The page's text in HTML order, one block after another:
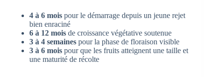
4 à 6 mois pour le démarrage depuis un jeune rejet
bien enraciné
6 à 12 mois de croissance végétative soutenue
3 à 4 semaines pour la phase de floraison visible
3 à 6 mois pour que les fruits atteignent une taille et
une maturité de récolte